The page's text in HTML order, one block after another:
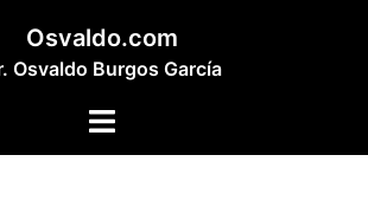
Osvaldo.com
Osvaldo Burgos García
Alternar